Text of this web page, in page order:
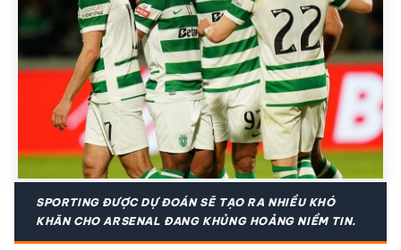
SPORTING ĐƯỢC DỰ ĐOÁN SẼ TẠO RA NHIỀU KHÓ
KHĂN CHO ARSENAL ĐANG KHỦNG HOẢNG NIỀM TIN.